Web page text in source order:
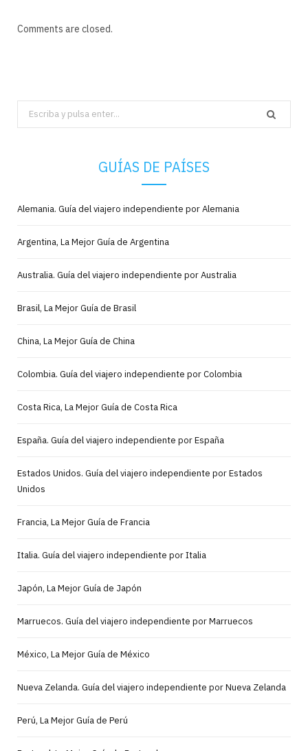
Comments are closed.
Search
for:
GUÍAS DE PAÍSES
Alemania. Guía del viajero independiente por Alemania
Argentina, La Mejor Guía de Argentina
Australia. Guía del viajero independiente por Australia
Brasil, La Mejor Guía de Brasil
China, La Mejor Guía de China
Colombia. Guía del viajero independiente por Colombia
Costa Rica, La Mejor Guía de Costa Rica
España. Guía del viajero independiente por España
Estados Unidos. Guía del viajero independiente por Estados
Unidos
Francia, La Mejor Guía de Francia
Italia. Guía del viajero independiente por Italia
Japón, La Mejor Guía de Japón
Marruecos. Guía del viajero independiente por Marruecos
México, La Mejor Guía de México
Nueva Zelanda. Guía del viajero independiente por Nueva Zelanda
Perú, La Mejor Guía de Perú